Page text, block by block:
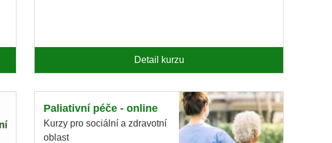
Detail kurzu
Paliativní péče - online
Kurzy pro sociální a zdravotní
oblast